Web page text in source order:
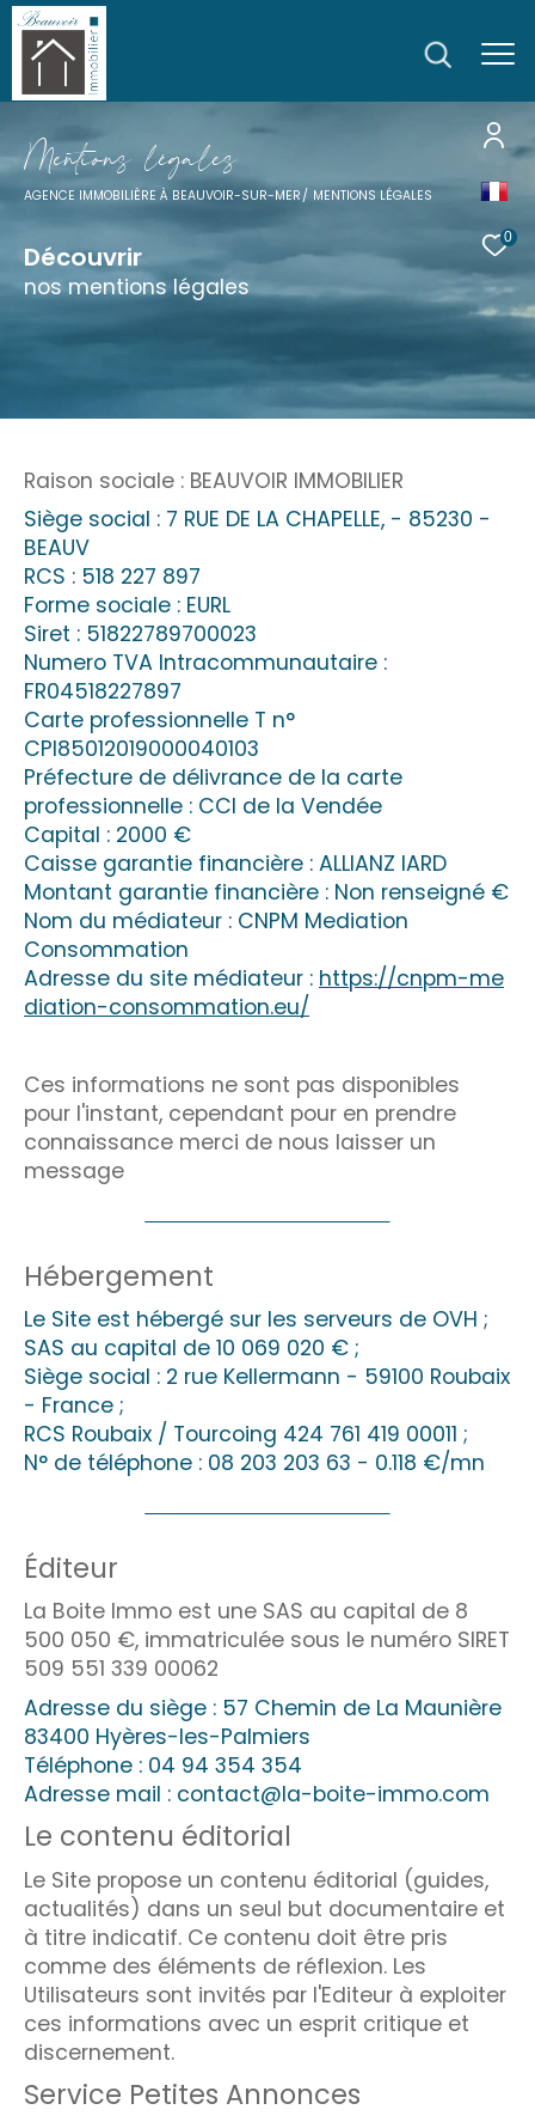
0
Mentions légales
AGENCE IMMOBILIÈRE À BEAUVOIR-SUR-MER MENTIONS LÉGALES
Découvrir
nos mentions légales
Raison sociale : BEAUVOIR IMMOBILIER
Siège social : 7 RUE DE LA CHAPELLE, - 85230 -
BEAUV
RCS : 518 227 897
Forme sociale : EURL
Siret : 51822789700023
Numero TVA Intracommunautaire :
FR04518227897
Carte professionnelle T n°
CPI85012019000040103
Préfecture de délivrance de la carte
professionnelle : CCI de la Vendée
Capital : 2000 €
Caisse garantie financière : ALLIANZ IARD
Montant garantie financière : Non renseigné €
Nom du médiateur : CNPM Mediation
Consommation
Adresse du site médiateur : https://cnpm-me
diation-consommation.eu/
Ces informations ne sont pas disponibles
pour l'instant, cependant pour en prendre
connaissance merci de nous laisser un
message
Hébergement
Le Site est hébergé sur les serveurs de OVH ;
SAS au capital de 10 069 020 € ;
Siège social : 2 rue Kellermann - 59100 Roubaix
- France ;
RCS Roubaix / Tourcoing 424 761 419 00011 ;
N° de téléphone : 08 203 203 63 - 0.118 €/mn
Éditeur
La Boite Immo est une SAS au capital de 8
500 050 €, immatriculée sous le numéro SIRET
509 551 339 00062
Adresse du siège : 57 Chemin de La Maunière
83400 Hyères-les-Palmiers
Téléphone : 04 94 354 354
Adresse mail : contact@la-boite-immo.com
Le contenu éditorial
Le Site propose un contenu éditorial (guides,
actualités) dans un seul but documentaire et
à titre indicatif. Ce contenu doit être pris
comme des éléments de réflexion. Les
Utilisateurs sont invités par l'Editeur à exploiter
ces informations avec un esprit critique et
discernement.
Service Petites Annonces